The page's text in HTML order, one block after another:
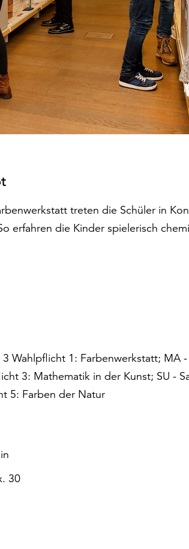
treten die Schüler in
erfahren die Kinder spielerisch
3 Wahlpflicht 1: Farbenwerkstatt; MA
3: Mathematik in der Kunst; SU -
5: Farben der Natur
30